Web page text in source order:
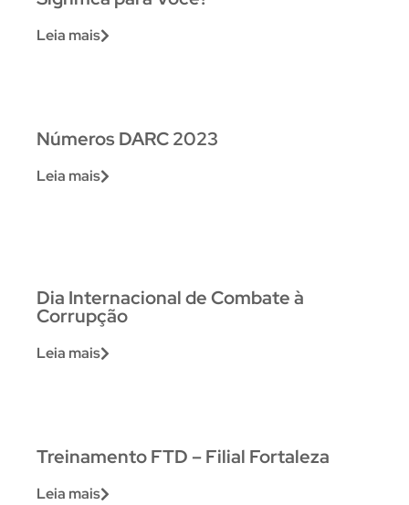
Leia mais
Números DARC 2023
Leia mais
Dia Internacional de Combate à
Corrupção
Leia mais
Treinamento FTD – Filial Fortaleza
Leia mais